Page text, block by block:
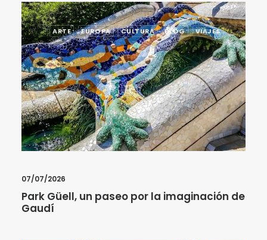
ARTE EUROPA CULTURA BLOG VIAJES
07/07/2026
Park Güell, un paseo por la imaginación de
Gaudí